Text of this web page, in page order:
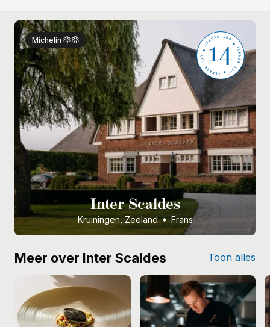
14
Michelin
Inter Scaldes
Kruiningen, Zeeland Frans
Meer over Inter Scaldes Toon alles